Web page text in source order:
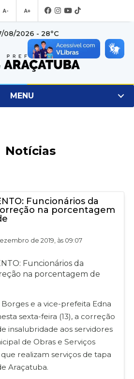
A- A+
08/2026 - 28°C
MENU
Notícias
Funcionários da
na porcentagem
de 2019, às 09:07
e a vice-prefeita Edna
sexta-feira (13), a correção
insalubridade aos servidores
de Obras e Serviços
realizam serviços de tapa
Araçatuba.